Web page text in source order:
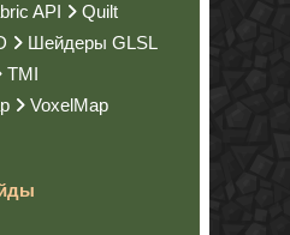
API
Quilt
Шейдеры GLSL
TMI
VoxelMap